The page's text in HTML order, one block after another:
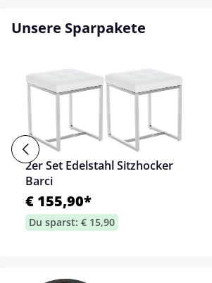
Unsere Sparpakete
2er Set Edelstahl Sitzhocker
Barci
€ 155,90*
Du sparst: € 15,90